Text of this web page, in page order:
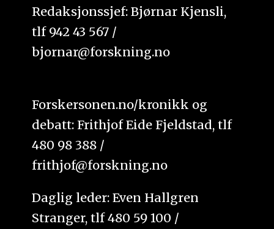
Redaksjonssjef: Bjørnar Kjensli,
tlf 942 43 567 /
bjornar@forskning.no
Forskersonen.no/kronikk og
debatt: Frithjof Eide Fjeldstad, tlf
480 98 388 /
frithjof@forskning.no
Daglig leder: Even Hallgren
Stranger, tlf 480 59 100 /